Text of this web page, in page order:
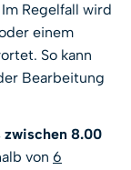
Regelfall wird
einem
So kann
Bearbeitung
zwischen 8.00
von 6